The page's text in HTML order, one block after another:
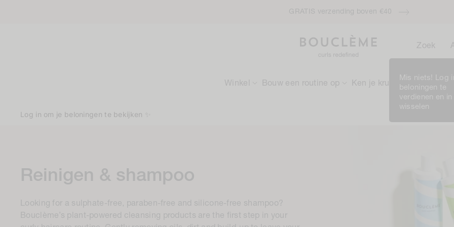
GRATIS verzending boven €40
Winkel Bouw een routine op Ken je krullen Rewards
Zoek
Mis niets! Log
beloningen te
verdienen en in
wisselen
Log in om je beloningen te bekijken ✨
C
o
l
Reinigen & shampoo
Looking for a sulphate-free, paraben-free and silicone-free shampoo?
Bouclème’s plant-powered cleansing products are the first step in your